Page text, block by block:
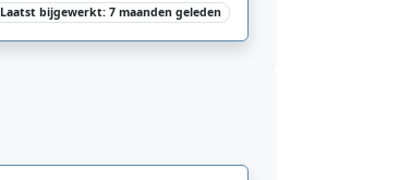
Laatst bijgewerkt: 7 maanden geleden